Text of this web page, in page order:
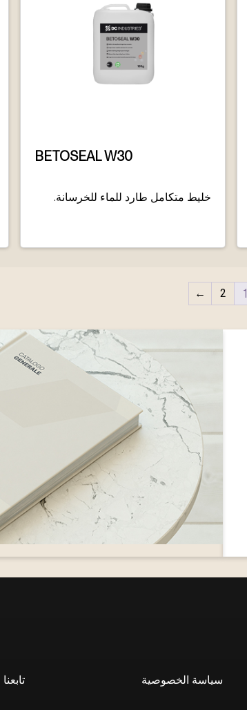
BETOSEAL W30
خليط متكامل طارد للماء للخرسانة.
1
2
←
سياسة الخصوصية تابعنا